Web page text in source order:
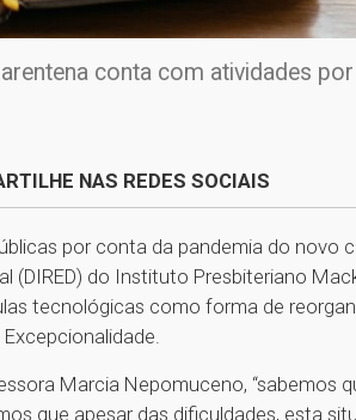
conta com atividades
NAS REDES SOCIAIS
por conta da pandemia do novo
(DIRED) do Instituto Presbiteriano
tecnológicas como forma de
Marcia Nepomuceno, “sabemos
que apesar das dificuldades, esta